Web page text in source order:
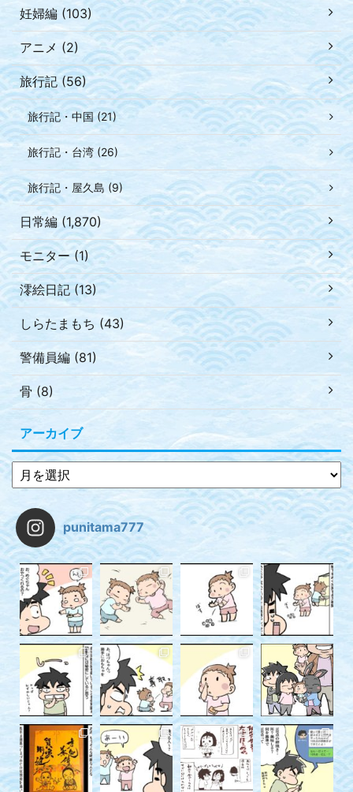
妊婦編 (103)
アニメ (2)
旅行記 (56)
旅行記・中国 (21)
旅行記・台湾 (26)
旅行記・屋久島 (9)
日常編 (1,870)
モニター (1)
澪絵日記 (13)
しらたまもち (43)
警備員編 (81)
骨 (8)
アーカイブ
punitama777